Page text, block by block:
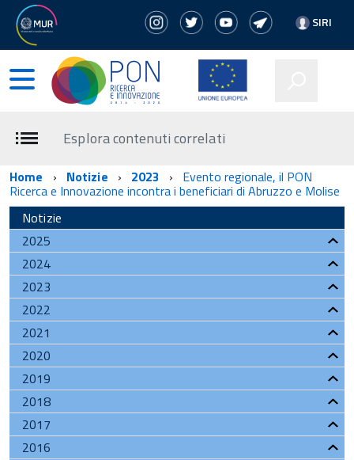
SIRI
Esplora contenuti correlati
Home Notizie 2023 Evento regionale, il PON
Ricerca e Innovazione incontra i beneficiari di Abruzzo e Molise
Notizie
2025
2024
2023
2022
2021
2020
2019
2018
2017
2016